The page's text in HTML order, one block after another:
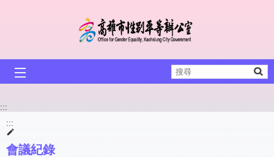
搜
尋
:::
:::
會議紀錄